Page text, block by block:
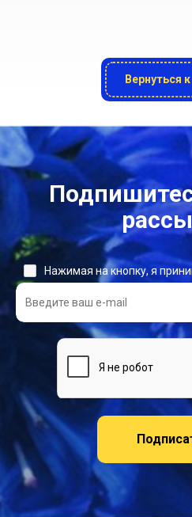
Вернуться
Нажимая на кнопку, я